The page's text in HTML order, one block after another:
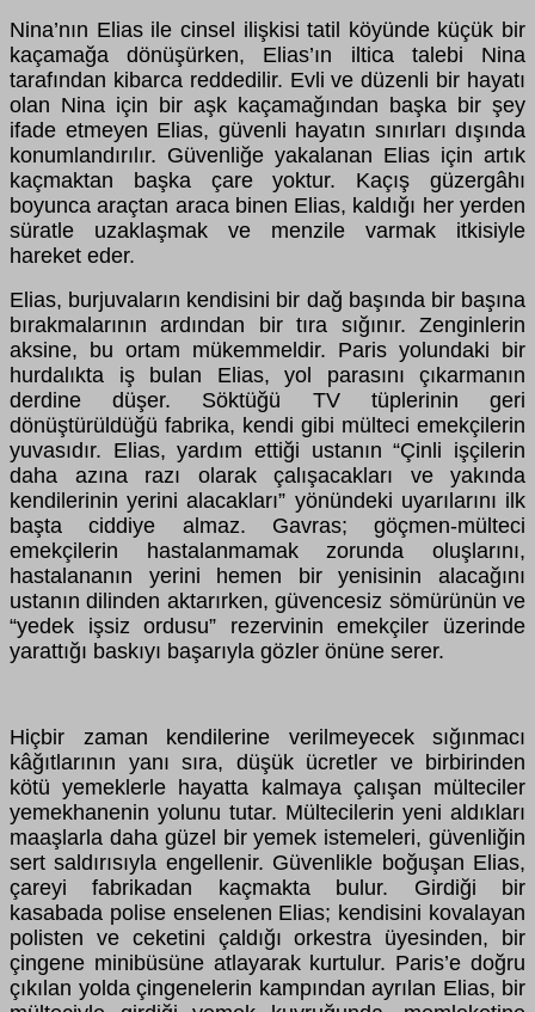
Nina’nın Elias ile cinsel ilişkisi tatil köyünde küçük bir
kaçamağa dönüşürken, Elias’ın iltica talebi Nina
tarafından kibarca reddedilir. Evli ve düzenli bir hayatı
olan Nina için bir aşk kaçamağından başka bir şey
ifade etmeyen Elias, güvenli hayatın sınırları dışında
konumlandırılır. Güvenliğe yakalanan Elias için artık
kaçmaktan başka çare yoktur. Kaçış güzergâhı
boyunca araçtan araca binen Elias, kaldığı her yerden
süratle uzaklaşmak ve menzile varmak itkisiyle
hareket eder.
Elias, burjuvaların kendisini bir dağ başında bir başına
bırakmalarının ardından bir tıra sığınır. Zenginlerin
aksine, bu ortam mükemmeldir. Paris yolundaki bir
hurdalıkta iş bulan Elias, yol parasını çıkarmanın
derdine düşer. Söktüğü TV tüplerinin geri
dönüştürüldüğü fabrika, kendi gibi mülteci emekçilerin
yuvasıdır. Elias, yardım ettiği ustanın “Çinli işçilerin
daha azına razı olarak çalışacakları ve yakında
kendilerinin yerini alacakları” yönündeki uyarılarını ilk
başta ciddiye almaz. Gavras; göçmen-mülteci
emekçilerin hastalanmamak zorunda oluşlarını,
hastalananın yerini hemen bir yenisinin alacağını
ustanın dilinden aktarırken, güvencesiz sömürünün ve
“yedek işsiz ordusu” rezervinin emekçiler üzerinde
yarattığı baskıyı başarıyla gözler önüne serer.
Hiçbir zaman kendilerine verilmeyecek sığınmacı
kâğıtlarının yanı sıra, düşük ücretler ve birbirinden
kötü yemeklerle hayatta kalmaya çalışan mülteciler
yemekhanenin yolunu tutar. Mültecilerin yeni aldıkları
maaşlarla daha güzel bir yemek istemeleri, güvenliğin
sert saldırısıyla engellenir. Güvenlikle boğuşan Elias,
çareyi fabrikadan kaçmakta bulur. Girdiği bir
kasabada polise enselenen Elias; kendisini kovalayan
polisten ve ceketini çaldığı orkestra üyesinden, bir
çingene minibüsüne atlayarak kurtulur. Paris’e doğru
çıkılan yolda çingenelerin kampından ayrılan Elias, bir